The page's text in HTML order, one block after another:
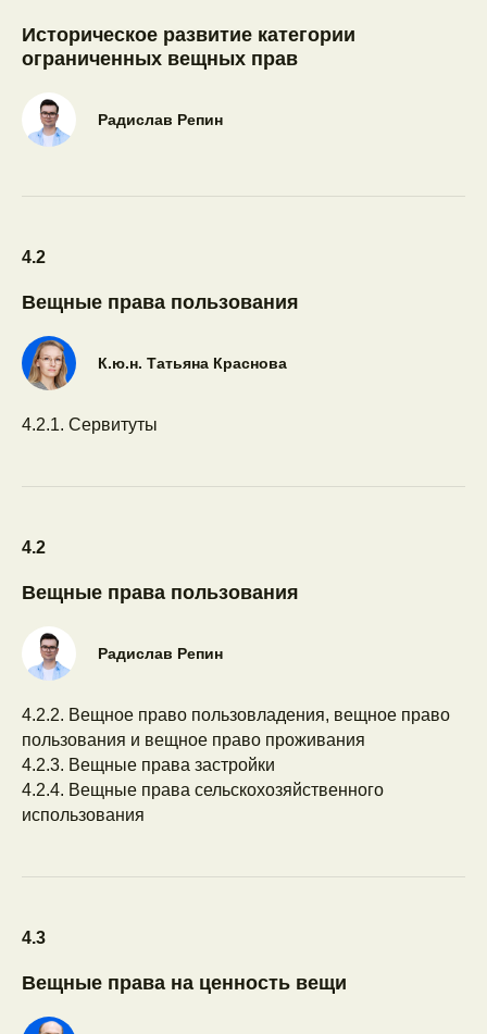
Историческое развитие категории
ограниченных вещных прав
Радислав Репин
4.2
Вещные права пользования
К.ю.н. Татьяна Краснова
4.2.1. Сервитуты
4.2
Вещные права пользования
Радислав Репин
4.2.2. Вещное право пользовладения, вещное право
пользования и вещное право проживания
4.2.3. Вещные права застройки
4.2.4. Вещные права сельскохозяйственного
использования
4.3
Вещные права на ценность вещи